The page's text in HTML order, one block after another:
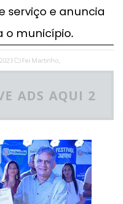
serviço e anuncia
o município.
Fei Martinho,
ADS AQUI 2